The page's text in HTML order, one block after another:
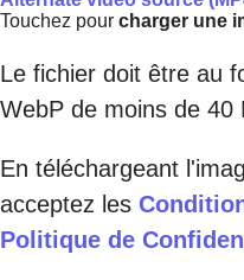
Touchez pour charger une
Le fichier doit être au
WebP de moins de 40
En téléchargeant
acceptez les
Politique de